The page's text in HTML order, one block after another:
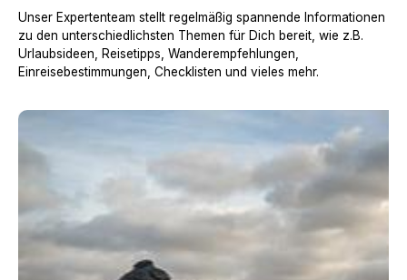
Unser Expertenteam stellt regelmäßig spannende Informationen
zu den unterschiedlichsten Themen für Dich bereit, wie z.B.
Urlaubsideen, Reisetipps, Wanderempfehlungen,
Einreisebestimmungen, Checklisten und vieles mehr.
Urlaub mit Hund in Frankreich